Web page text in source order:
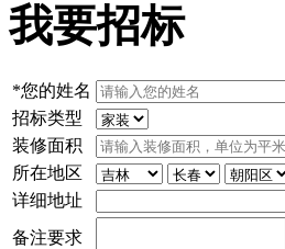
我要招标
*您的姓名
招标类型
装修面积
所在地区
详细地址
备注要求